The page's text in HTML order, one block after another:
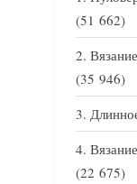
(51 662)
(35 946)
(22 675)